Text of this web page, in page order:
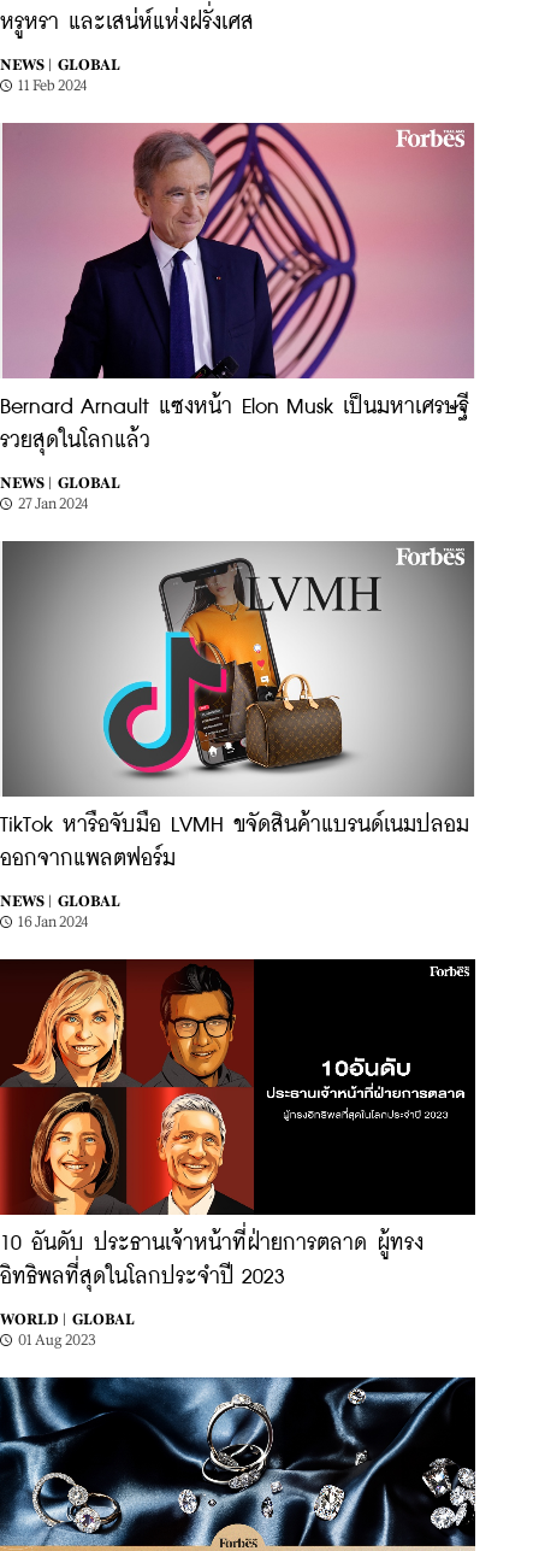
หรูหรา และเสน่ห์แห่งฝรั่งเศส
NEWS |
GLOBAL
11 Feb 2024
Bernard Arnault แซงหน้า Elon Musk เป็นมหาเศรษฐี
รวยสุดในโลกแล้ว
NEWS |
GLOBAL
27 Jan 2024
TikTok หารือจับมือ LVMH ขจัดสินค้าแบรนด์เนมปลอม
ออกจากแพลตฟอร์ม
NEWS |
GLOBAL
16 Jan 2024
10 อันดับ ประธานเจ้าหน้าที่ฝ่ายการตลาด ผู้ทรง
อิทธิพลที่สุดในโลกประจำปี 2023
WORLD |
GLOBAL
01 Aug 2023